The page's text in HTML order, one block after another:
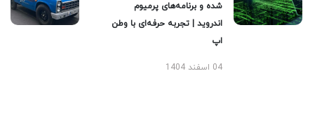
شده و برنامه‌های پرمیوم
اندروید | تجربه حرفه‌ای با وطن
اپ
04 اسفند 1404